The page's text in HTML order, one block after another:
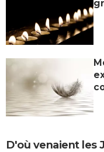
D'où venaient les